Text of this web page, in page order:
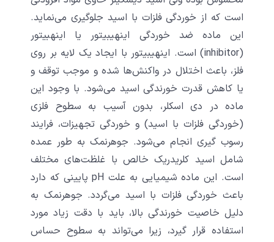
است که از خوردگی فلزات با اسید جلوگیری می‌نماید.
این ماده ضد خوردگی اینهیبیتور یا اینهبیتور
(inhibitor) است. اینهیبیتور با ایجاد یک لایه بر روی
فلز، باعث اختلال در واکنش‌ها شده و موجب توقف و
یا کاهش قدرت خورندگی اسید می‌شود. با وجود این
ماده در دی اسکلر، بدون آسیب به سطوح فلزی
(خوردگی فلزات با اسید) و خوردگی تجهیزات، فرایند
رسوب گیری انجام می‌شود. جوهرنمک به طور عمده
شامل اسید کلریدریک خالص با غلظت‌های مختلف
است. این ماده شیمیایی به علت pH پایینی که دارد
باعث خوردگی فلزات با اسید می‌گردد. جوهرنمک به
دلیل خاصیت خورندگی بالا، باید با دقت زیاد مورد
استفاده قرار گیرد، زیرا می‌تواند به سطوح حساس